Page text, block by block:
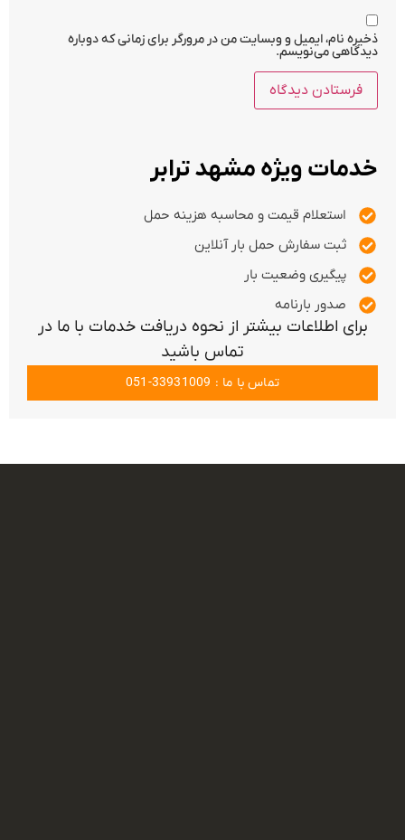
ذخیره نام، ایمیل و وبسایت من در مرورگر برای زمانی که دوباره
دیدگاهی می‌نویسم.
خدمات ویژه مشهد ترابر
استعلام قیمت و محاسبه هزینه حمل
ثبت سفارش حمل بار آنلاین
پیگیری وضعیت بار
صدور بارنامه
برای اطلاعات بیشتر از نحوه دریافت خدمات با ما در
تماس باشید
تماس با ما : 33931009-051